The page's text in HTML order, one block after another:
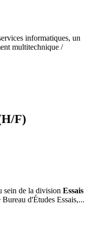
informatiques, un
multitechnique /
F)
sein de la division Essais
d'Études Essais,...